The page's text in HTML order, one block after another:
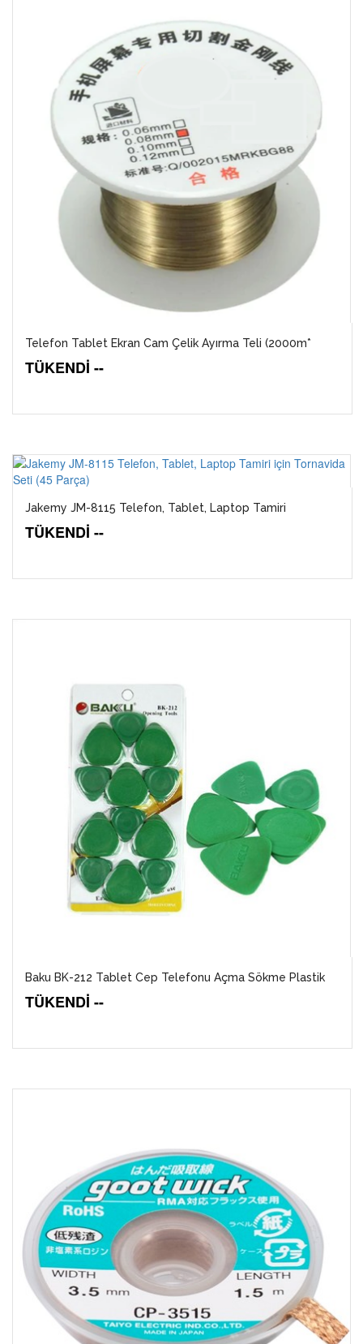
Telefon Tablet Ekran Cam Çelik Ayırma Teli (2000m*
TÜKENDİ --
Jakemy JM-8115 Telefon, Tablet, Laptop Tamiri
TÜKENDİ --
Baku BK-212 Tablet Cep Telefonu Açma Sökme Plastik
TÜKENDİ --